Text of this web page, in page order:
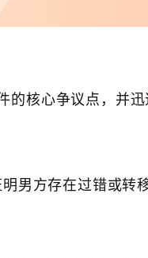
的核心争议点，并
男方存在过错或转